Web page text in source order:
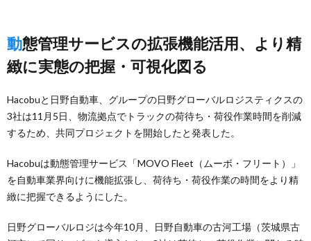
動態管理サービスの拡張機能活用、より精
緻に実態の把握・可視化図る
Hacobuと日野自動車、グループの日野グローバルロジスティクスの
3社は11月5日、物流拠点でトラックの荷待ち・荷役作業時間を削減
するため、共同プロジェクトを開始したと発表した。
Hacobuは動態管理サービス「MOVO Fleet（ムーボ・フリート）」
を自動車業界向けに機能拡張し、荷待ち・荷役作業の時間をより精
緻に把握できるようにした。
日野グローバルロジは今年10月、日野自動車の古河工場（茨城県古